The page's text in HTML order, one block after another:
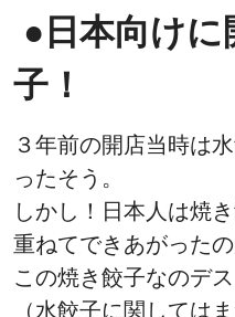
●日本向け
子！
３年前の開店当時は
ったそう。
しかし！日本人は焼
重ねてできあがったの
この焼き餃子なのデス
（水餃子に関しては